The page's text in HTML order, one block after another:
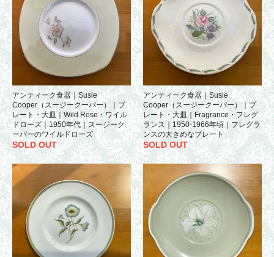
アンティーク食器｜Susie
Cooper（スージークーパー）｜プ
レート・大皿｜Wild Rose・ワイル
ドローズ｜1950年代｜スージーク
ーパーのワイルドローズ
SOLD OUT
アンティーク食器｜Susie
Cooper（スージークーパー）｜プ
レート・大皿｜Fragrance・フレグ
ランス｜1950-1966年頃｜フレグラ
ンスの大きめなプレート
SOLD OUT